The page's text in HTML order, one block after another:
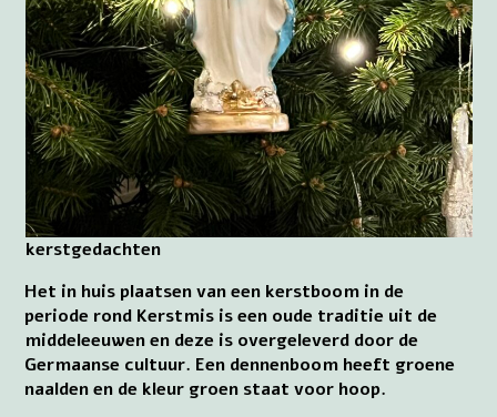
kerstgedachten
Het in huis plaatsen van een kerstboom in de
periode rond Kerstmis is een oude traditie uit de
middeleeuwen en deze is overgeleverd door de
Germaanse cultuur. Een dennenboom heeft groene
naalden en de kleur groen staat voor hoop.